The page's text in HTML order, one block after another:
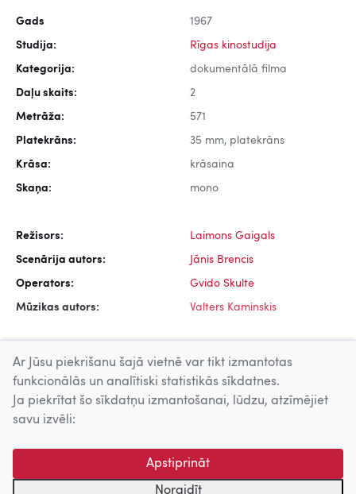
Gads 1967
Studija: Rīgas kinostudija
Kategorija: dokumentālā filma
Daļu skaits: 2
Metrāža: 571
Platekrāns: 35 mm, platekrāns
Krāsa: krāsaina
Skaņa: mono
Režisors: Laimons Gaigals
Scenārija autors: Jānis Brencis
Operators: Gvido Skulte
Mūzikas autors: Valters Kaminskis
Uz augšu
© 2026 Nacionālais Kino centrs, Kultūras informācijas sistēmu
centrs. Sadarbības partneris: Latvijas Valsts
kinofotofonodokumentu arhīvs.
Ar Jūsu piekrišanu šajā vietnē var tikt izmantotas
funkcionālās un analītiski statistikās sīkdatnes.
Ja piekrītat šo sīkdatņu izmantošanai, lūdzu, atzīmējiet
savu izvēli:
Apstiprināt
Noraidīt